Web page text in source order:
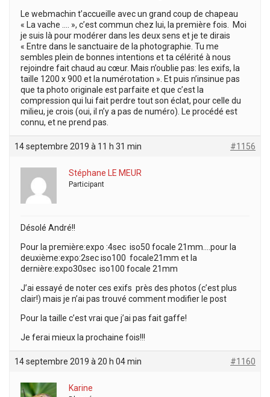
Le webmachin t’accueille avec un grand coup de chapeau
« La vache …. », c’est commun chez lui, la première fois. Moi
je suis là pour modérer dans les deux sens et je te dirais
« Entre dans le sanctuaire de la photographie. Tu me
sembles plein de bonnes intentions et ta célérité à nous
rejoindre fait chaud au cœur. Mais n’oublie pas: les exifs, la
taille 1200 x 900 et la numérotation ». Et puis n’insinue pas
que ta photo originale est parfaite et que c’est la
compression qui lui fait perdre tout son éclat, pour celle du
milieu, je crois (oui, il n’y a pas de numéro). Le procédé est
connu, et ne prend pas.
14 septembre 2019 à 11 h 31 min #1156
Stéphane LE MEUR
Participant
Désolé André!!
Pour la première:expo :4sec iso50 focale 21mm….pour la
deuxième:expo:2sec iso100 focale21mm et la
dernière:expo30sec iso100 focale 21mm
J’ai essayé de noter ces exifs près des photos (c’est plus
clair!) mais je n’ai pas trouvé comment modifier le post
Pour la taille c’est vrai que j’ai pas fait gaffe!
Je ferai mieux la prochaine fois!!!
14 septembre 2019 à 20 h 04 min #1160
Karine